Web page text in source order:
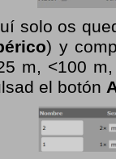
solo os
) y
m, <100
el botón